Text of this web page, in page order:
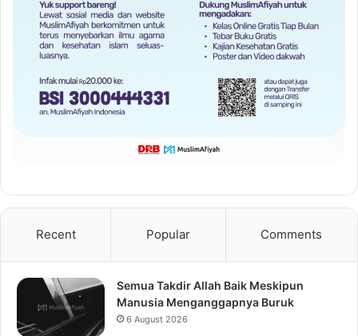
Recent Popular Comments
Semua Takdir Allah Baik Meskipun
Manusia Menganggapnya Buruk
6 August 2026